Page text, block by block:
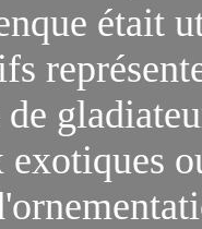
était
représen
exotiques